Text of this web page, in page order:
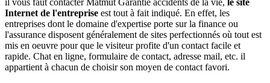
Internet de l'entreprise est tout à fait indiqué. En effet, les
entreprises dont le domaine d'expertise porte sur la finance ou
l'assurance disposent généralement de sites perfectionnés où tout est
mis en oeuvre pour que le visiteur profite d'un contact facile et
rapide. Chat en ligne, formulaire de contact, adresse mail, etc. il
appartient à chacun de choisir son moyen de contact favori.